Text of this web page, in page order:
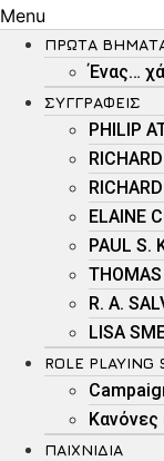
Menu
ΠΡΏΤΑ
Ένας…
ΣΥΓΓΡΑΦΕΊΣ
PHILIP
ELAINE
PAUL S.
R. A.
LISA
ROLE PLAYING
Kανόνες
ΠΑΙΧΝΊΔΙΑ